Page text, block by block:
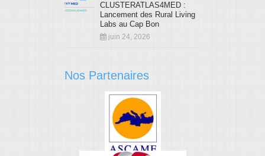
CLUSTERATLAS4MED :
Lancement des Rural Living
Labs au Cap Bon
juin 24, 2026
Nos Partenaires